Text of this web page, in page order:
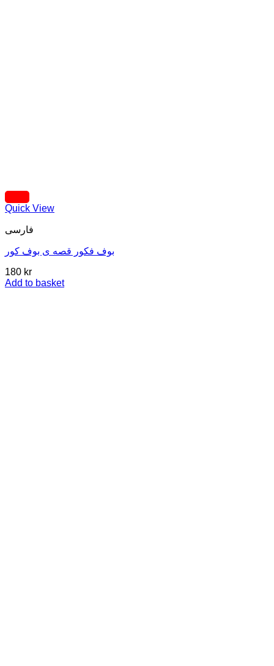
Quick View
فارسی
بوف فکور قصه ی بوف کور
180 kr
Add to basket